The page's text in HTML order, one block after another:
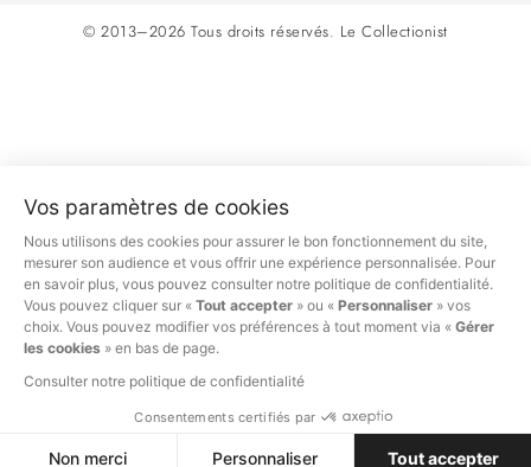
Vos paramètres de cookies
Nous utilisons des cookies pour assurer le bon fonctionnement du site,
mesurer son audience et vous offrir une expérience personnalisée. Pour
en savoir plus, vous pouvez consulter notre politique de confidentialité.
Vous pouvez cliquer sur « Tout accepter » ou « Personnaliser » vos
choix. Vous pouvez modifier vos préférences à tout moment via « Gérer
les cookies » en bas de page.
Consulter notre politique de confidentialité
Consentements certifiés par
Non merci Personnaliser Tout accepter
© 2013–2026 Tous droits réservés. Le Collectionist